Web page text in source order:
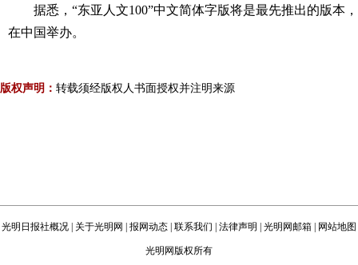
据悉，“东亚人文100”中文简体字版将是最先推出的版本
在中国举办。
版权声明： 转载须经版权人书面授权并注明来源
光明日报社概况 关于光明网 报网动态 联系我们 法律声明 光明网邮箱 网站地图
光明网版权所有